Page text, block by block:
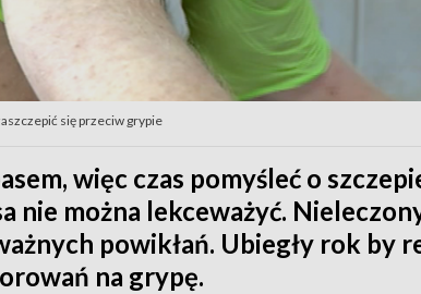
się przeciw grypie
więc czas pomyśleć o
nie można lekceważyć.
powikłań. Ubiegły rok by
na grypę.